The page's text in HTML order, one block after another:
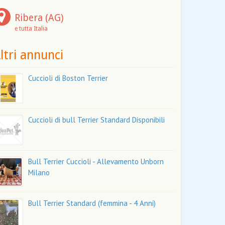
Ribera (AG)
e tutta Italia
annunci
Cuccioli di Boston Terrier
Cuccioli di bull Terrier Standard Disponibili
Bull Terrier Cuccioli - Allevamento Unborn
Milano
Bull Terrier Standard (femmina - 4 Anni)